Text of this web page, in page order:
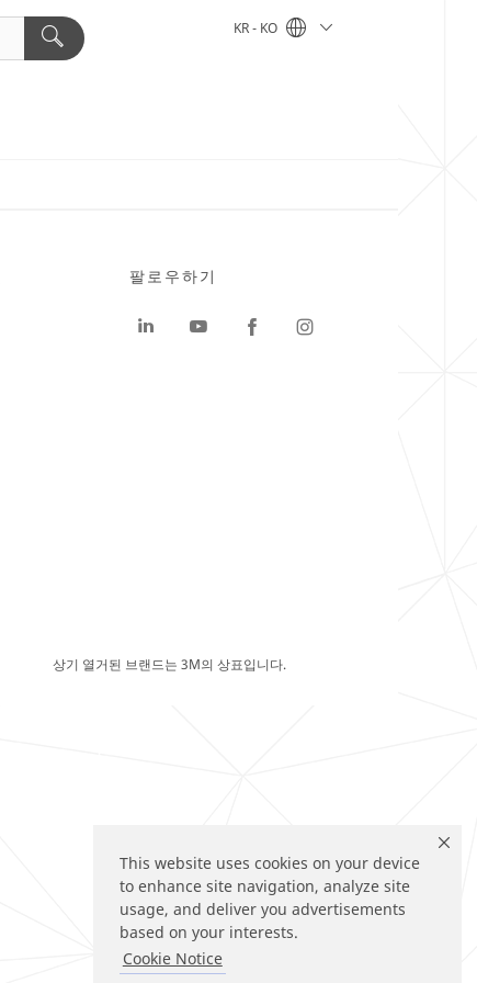
This website uses cookies on your device
to enhance site navigation, analyze site
usage, and deliver you advertisements
based on your interests.
Cookie Notice
KR - KO
팔로우하기
상기 열거된 브랜드는 3M의 상표입니다.